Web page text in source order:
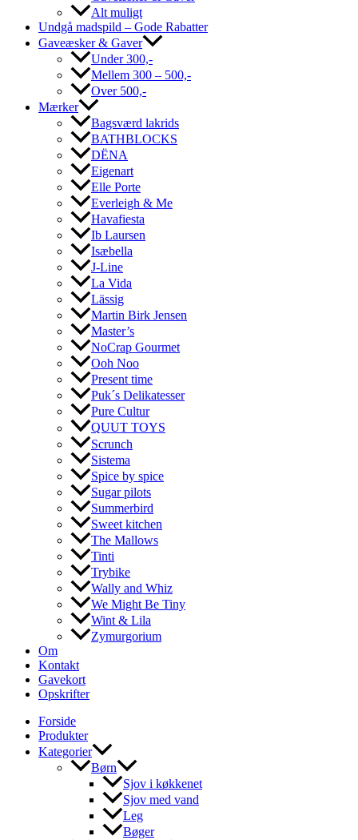
Alt muligt
Undgå madspild – Gode Rabatter
Gaveæsker & Gaver
Under 300,-
Mellem 300 – 500,-
Over 500,-
Mærker
Bagsværd lakrids
BATHBLOCKS
DËNA
Eigenart
Elle Porte
Everleigh & Me
Havafiesta
Ib Laursen
Isæbella
J-Line
La Vida
Lässig
Martin Birk Jensen
Master’s
NoCrap Gourmet
Ooh Noo
Present time
Puk´s Delikatesser
Pure Cultur
QUUT TOYS
Scrunch
Sistema
Spice by spice
Sugar pilots
Summerbird
Sweet kitchen
The Mallows
Tinti
Trybike
Wally and Whiz
We Might Be Tiny
Wint & Lila
Zymurgorium
Om
Kontakt
Gavekort
Opskrifter
Forside
Produkter
Kategorier
Børn
Sjov i køkkenet
Sjov med vand
Leg
Bøger